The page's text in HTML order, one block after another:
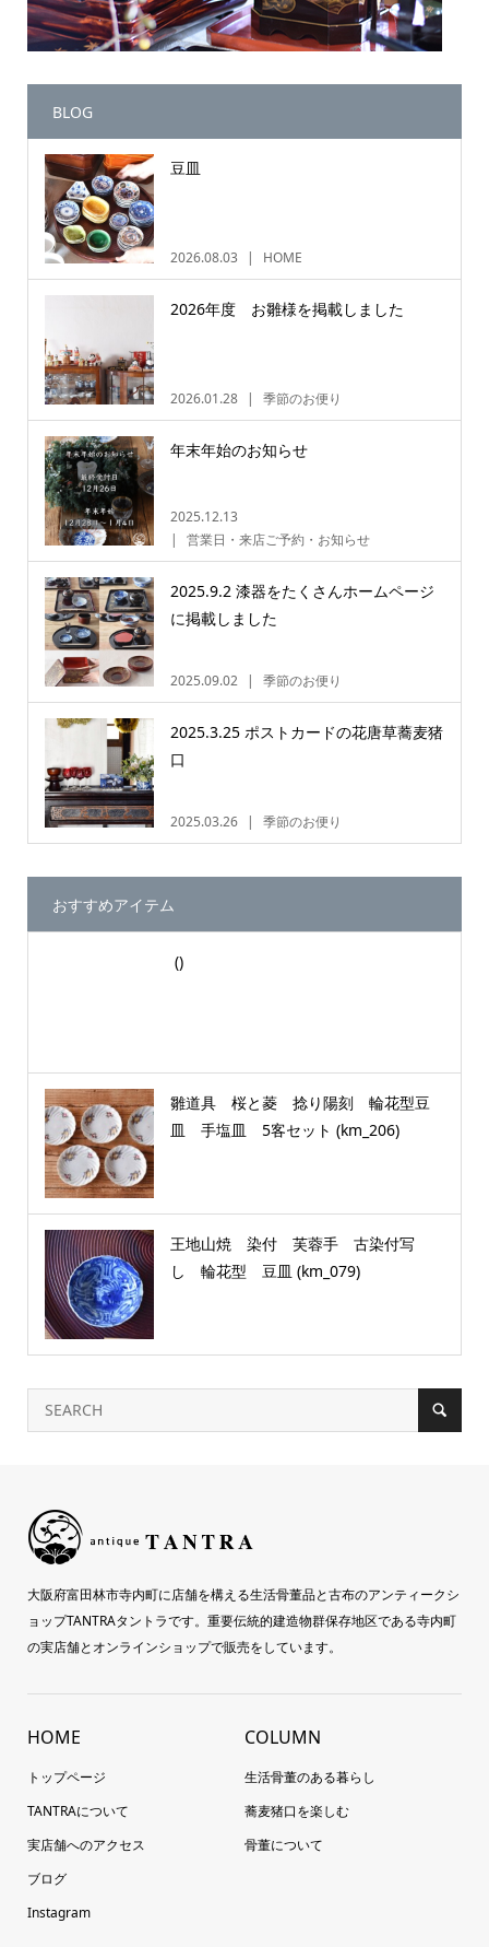
BLOG
豆皿
2026.08.03 HOME
2026年度 お雛様を掲載しました
2026.01.28 季節のお便り
年末年始のお知らせ
2025.12.13
営業日・来店ご予約・お知らせ
2025.9.2 漆器をたくさんホームページ
に掲載しました
2025.09.02 季節のお便り
2025.3.25 ポストカードの花唐草蕎麦猪
口
2025.03.26 季節のお便り
おすすめアイテム
()
雛道具 桜と菱 捻り陽刻 輪花型豆
皿 手塩皿 5客セット (km_206)
王地山焼 染付 芙蓉手 古染付写
し 輪花型 豆皿 (km_079)
大阪府富田林市寺内町に店舗を構える生活骨董品と古布のアンティークシ
ョップTANTRAタントラです。重要伝統的建造物群保存地区である寺内町
の実店舗とオンラインショップで販売をしています。
HOME
トップページ
TANTRAについて
実店舗へのアクセス
ブログ
Instagram
COLUMN
生活骨董のある暮らし
蕎麦猪口を楽しむ
骨董について